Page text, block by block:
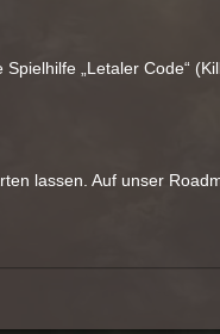
„Letaler Code“
lassen. Auf unser